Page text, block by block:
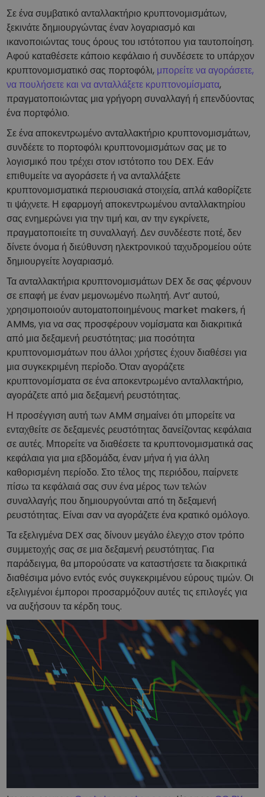
Σε ένα συμβατικό ανταλλακτήριο κρυπτονομισμάτων,
ξεκινάτε δημιουργώντας έναν λογαριασμό και
ικανοποιώντας τους όρους του ιστότοπου για ταυτοποίηση.
Αφού καταθέσετε κάποιο κεφάλαιο ή συνδέσετε το υπάρχον
κρυπτονομισματικό σας πορτοφόλι, μπορείτε να αγοράσετε,
να πουλήσετε και να ανταλλάξετε κρυπτονομίσματα,
πραγματοποιώντας μια γρήγορη συναλλαγή ή επενδύοντας
ένα πορτφόλιο.
Σε ένα αποκεντρωμένο ανταλλακτήριο κρυπτονομισμάτων,
συνδέετε το πορτοφόλι κρυπτονομισμάτων σας με το
λογισμικό που τρέχει στον ιστότοπο του DEX. Εάν
επιθυμείτε να αγοράσετε ή να ανταλλάξετε
κρυπτονομισματικά περιουσιακά στοιχεία, απλά καθορίζετε
τι ψάχνετε. Η εφαρμογή αποκεντρωμένου ανταλλακτηρίου
σας ενημερώνει για την τιμή και, αν την εγκρίνετε,
πραγματοποιείτε τη συναλλαγή. Δεν συνδέεστε ποτέ, δεν
δίνετε όνομα ή διεύθυνση ηλεκτρονικού ταχυδρομείου ούτε
δημιουργείτε λογαριασμό.
Τα ανταλλακτήρια κρυπτονομισμάτων DEX δε σας φέρνουν
σε επαφή με έναν μεμονωμένο πωλητή. Αντ’ αυτού,
χρησιμοποιούν αυτοματοποιημένους market makers, ή
AMMs, για να σας προσφέρουν νομίσματα και διακριτικά
από μια δεξαμενή ρευστότητας: μια ποσότητα
κρυπτονομισμάτων που άλλοι χρήστες έχουν διαθέσει για
μια συγκεκριμένη περίοδο. Όταν αγοράζετε
κρυπτονομίσματα σε ένα αποκεντρωμένο ανταλλακτήριο,
αγοράζετε από μια δεξαμενή ρευστότητας.
Η προσέγγιση αυτή των AMM σημαίνει ότι μπορείτε να
ενταχθείτε σε δεξαμενές ρευστότητας δανείζοντας κεφάλαια
σε αυτές. Μπορείτε να διαθέσετε τα κρυπτονομισματικά σας
κεφάλαια για μια εβδομάδα, έναν μήνα ή για άλλη
καθορισμένη περίοδο. Στο τέλος της περιόδου, παίρνετε
πίσω τα κεφάλαιά σας συν ένα μέρος των τελών
συναλλαγής που δημιουργούνται από τη δεξαμενή
ρευστότητας. Είναι σαν να αγοράζετε ένα κρατικό ομόλογο.
Τα εξελιγμένα DEX σας δίνουν μεγάλο έλεγχο στον τρόπο
συμμετοχής σας σε μια δεξαμενή ρευστότητας. Για
παράδειγμα, θα μπορούσατε να καταστήσετε τα διακριτικά
διαθέσιμα μόνο εντός ενός συγκεκριμένου εύρους τιμών. Οι
εξελιγμένοι έμποροι προσαρμόζουν αυτές τις επιλογές για
να αυξήσουν τα κέρδη τους.